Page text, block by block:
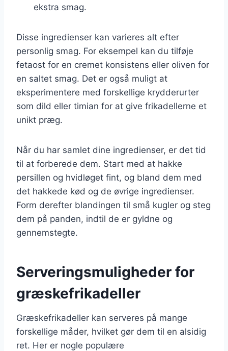
ekstra smag.
Disse ingredienser kan varieres alt efter
personlig smag. For eksempel kan du tilføje
fetaost for en cremet konsistens eller oliven for
en saltet smag. Det er også muligt at
eksperimentere med forskellige krydderurter
som dild eller timian for at give frikadellerne et
unikt præg.
Når du har samlet dine ingredienser, er det tid
til at forberede dem. Start med at hakke
persillen og hvidløget fint, og bland dem med
det hakkede kød og de øvrige ingredienser.
Form derefter blandingen til små kugler og steg
dem på panden, indtil de er gyldne og
gennemstegte.
Serveringsmuligheder for
græskefrikadeller
Græskefrikadeller kan serveres på mange
forskellige måder, hvilket gør dem til en alsidig
ret. Her er nogle populære